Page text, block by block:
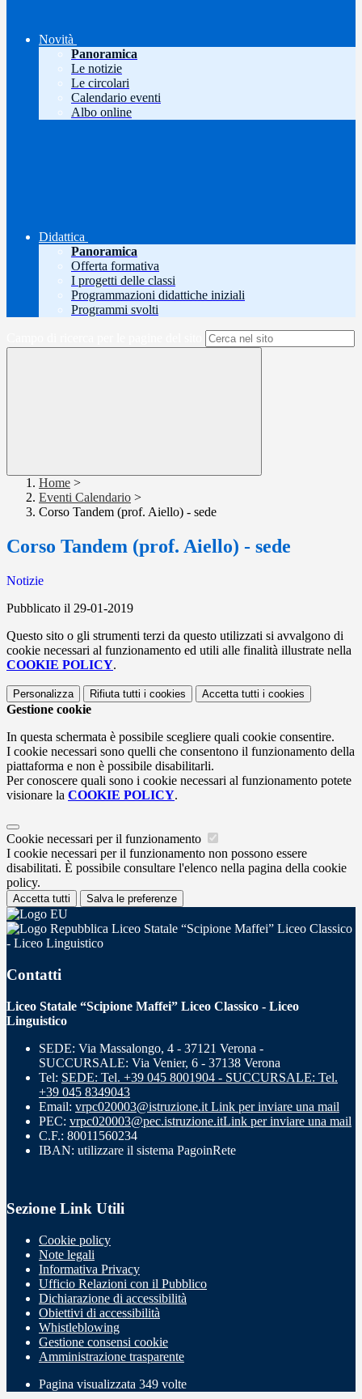
Novità
Panoramica
Le notizie
Le circolari
Calendario eventi
Albo online
Didattica
Panoramica
Offerta formativa
I progetti delle classi
Programmazioni didattiche iniziali
Programmi svolti
Home >
Eventi Calendario >
Corso Tandem (prof. Aiello) - sede
Corso Tandem (prof. Aiello) - sede
Notizie
Pubblicato il 29-01-2019
Questo sito o gli strumenti terzi da questo utilizzati si avvalgono di
cookie necessari al funzionamento ed utili alle finalità illustrate nella
COOKIE POLICY.
Personalizza Rifiuta tutti i cookies Accetta tutti i cookies
Gestione cookie
In questa schermata è possibile scegliere quali cookie consentire.
I cookie necessari sono quelli che consentono il funzionamento della
piattaforma e non è possibile disabilitarli.
Per conoscere quali sono i cookie necessari al funzionamento potete
visionare la COOKIE POLICY.
Cookie necessari per il funzionamento
I cookie necessari per il funzionamento non possono essere
disabilitati. È possibile consultare l'elenco nella pagina della cookie
policy.
Accetta tutti Salva le preferenze
Liceo Statale “Scipione Maffei” Liceo Classico
- Liceo Linguistico
Contatti
Liceo Statale “Scipione Maffei” Liceo Classico - Liceo
Linguistico
SEDE: Via Massalongo, 4 - 37121 Verona -
SUCCURSALE: Via Venier, 6 - 37138 Verona
Tel: SEDE: Tel. +39 045 8001904 - SUCCURSALE: Tel.
+39 045 8349043
Email: vrpc020003@istruzione.it Link per inviare una mail
PEC: vrpc020003@pec.istruzione.itLink per inviare una mail
C.F.: 80011560234
IBAN: utilizzare il sistema PagoinRete
Sezione Link Utili
Cookie policy
Note legali
Informativa Privacy
Ufficio Relazioni con il Pubblico
Dichiarazione di accessibilità
Obiettivi di accessibilità
Whistleblowing
Gestione consensi cookie
Amministrazione trasparente
Pagina visualizzata 349 volte